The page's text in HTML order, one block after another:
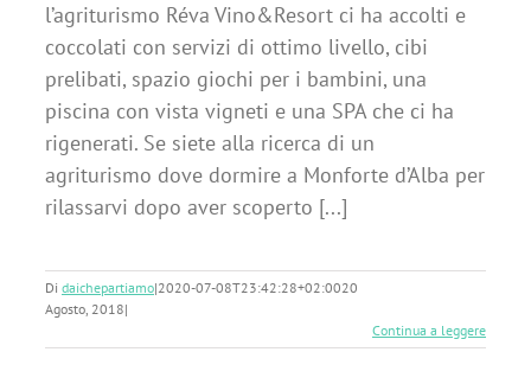
l’agriturismo Réva Vino&Resort ci ha accolti e
coccolati con servizi di ottimo livello, cibi
prelibati, spazio giochi per i bambini, una
piscina con vista vigneti e una SPA che ci ha
rigenerati. Se siete alla ricerca di un
agriturismo dove dormire a Monforte d’Alba per
rilassarvi dopo aver scoperto [...]
Di daichepartiamo|2020-07-08T23:42:28+02:0020
Agosto, 2018|
Continua a leggere